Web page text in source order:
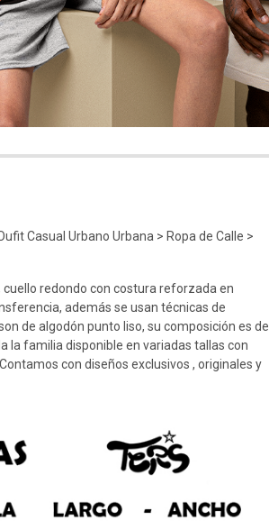
Casual Urbano Urbana > Ropa de Calle >
redondo con costura reforzada en
además se usan técnicas de
de algodón punto liso, su composición es del
la familia disponible en variadas tallas con
con diseños exclusivos , originales y